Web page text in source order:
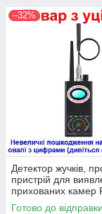
–32%
Детектор жучків,
пристрій для
прихованих камер
K68S (Товар з
Готово до